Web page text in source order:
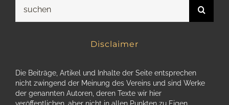
Disclaimer
Die Beiträge, Artikel und Inhalte der Seite entsprechen
nicht zwingend der Meinung des Vereins und sind Werke
der genannten Autoren, deren Texte wir hier